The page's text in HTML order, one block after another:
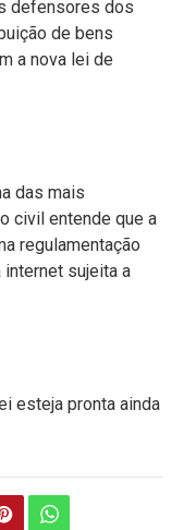
defensores dos
de bens
a nova lei de
das mais
civil entende que a
regulamentação
sujeita a
esteja pronta ainda